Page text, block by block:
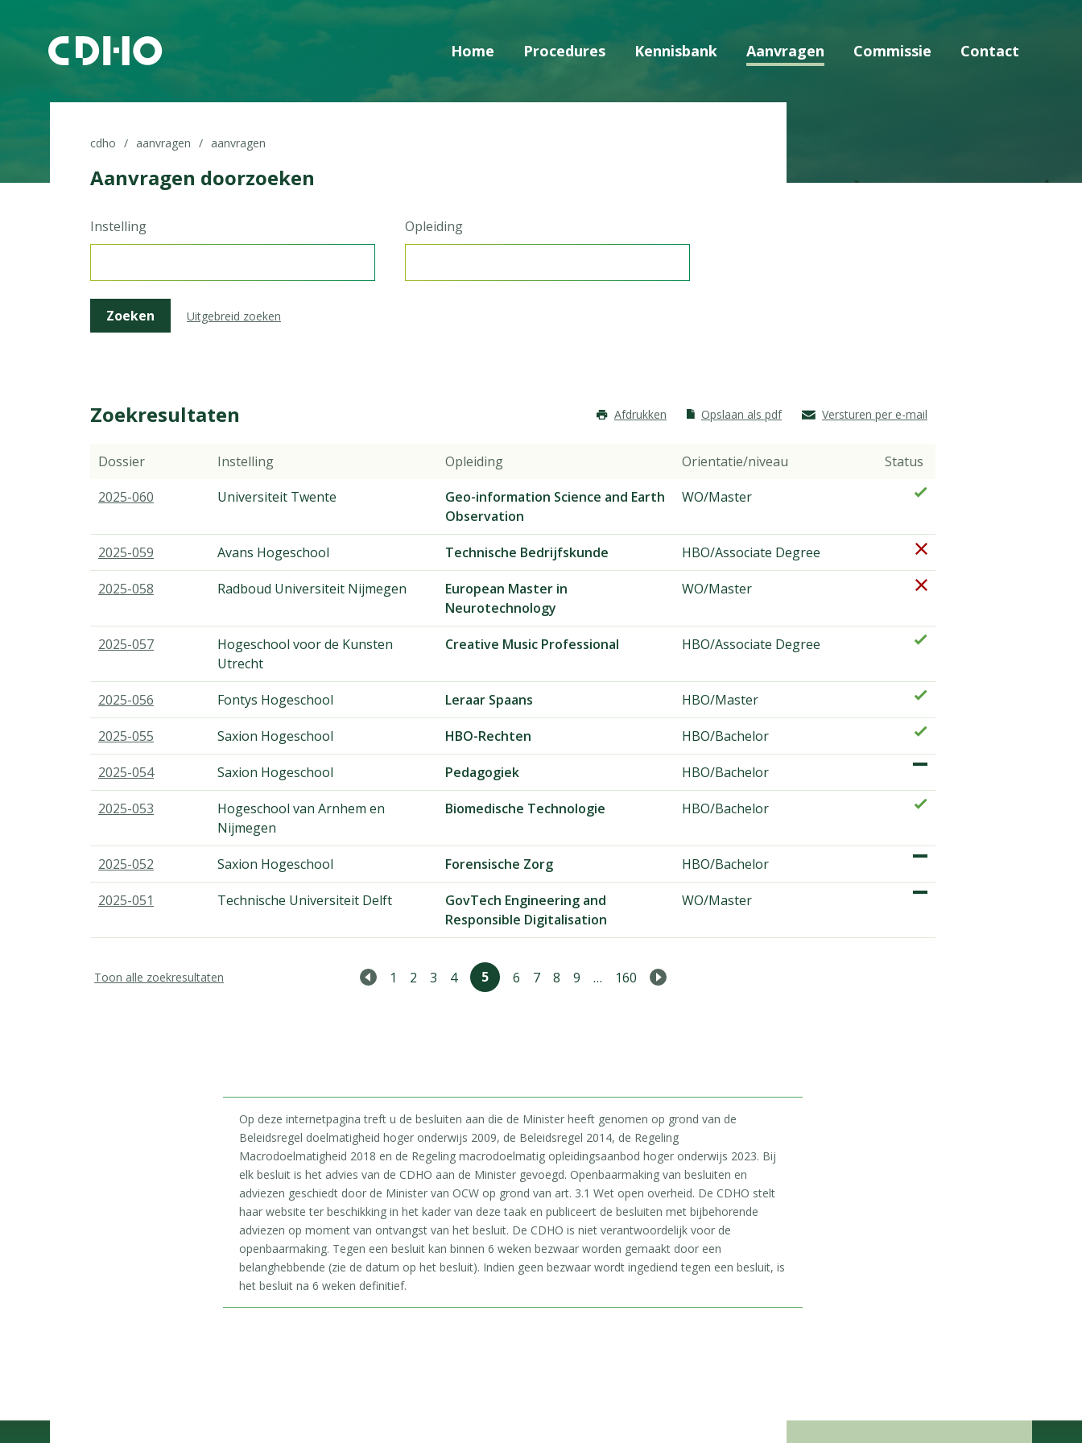
Home Procedures Kennisbank Aanvragen Commissie Contact
cdho aanvragen aanvragen
Aanvragen doorzoeken
Instelling Opleiding
Uitgebreid zoeken
Zoekresultaten Afdrukken Opslaan als pdf Versturen per e-mail
Dossier Instelling Opleiding Orientatie/niveau
Status
2025-060
Universiteit Twente
Geo-information Science and Earth
Observation
WO/Master
2025-059 Avans Hogeschool Technische Bedrijfskunde HBO/Associate Degree
2025-058 Radboud Universiteit Nijmegen
European Master in
Neurotechnology
WO/Master
2025-057
Hogeschool voor de Kunsten
Utrecht
Creative Music Professional HBO/Associate Degree
2025-056 Fontys Hogeschool Leraar Spaans HBO/Master
2025-055 Saxion Hogeschool HBO-Rechten HBO/Bachelor
2025-054 Saxion Hogeschool Pedagogiek HBO/Bachelor
2025-053
Hogeschool van Arnhem en
Nijmegen
Biomedische Technologie HBO/Bachelor
2025-052 Saxion Hogeschool Forensische Zorg HBO/Bachelor
2025-051 Technische Universiteit Delft
GovTech Engineering and
Responsible Digitalisation
WO/Master
Toon alle zoekresultaten Previous
1 2 3 4 5 6 7 8 9 … 160 Next
Op deze internetpagina treft u de besluiten aan die de Minister heeft genomen op grond van de
Beleidsregel doelmatigheid hoger onderwijs 2009, de Beleidsregel 2014, de Regeling
Macrodoelmatigheid 2018 en de Regeling macrodoelmatig opleidingsaanbod hoger onderwijs 2023. Bij
elk besluit is het advies van de CDHO aan de Minister gevoegd. Openbaarmaking van besluiten en
adviezen geschiedt door de Minister van OCW op grond van art. 3.1 Wet open overheid. De CDHO stelt
haar website ter beschikking in het kader van deze taak en publiceert de besluiten met bijbehorende
adviezen op moment van ontvangst van het besluit. De CDHO is niet verantwoordelijk voor de
openbaarmaking. Tegen een besluit kan binnen 6 weken bezwaar worden gemaakt door een
belanghebbende (zie de datum op het besluit). Indien geen bezwaar wordt ingediend tegen een besluit, is
het besluit na 6 weken definitief.